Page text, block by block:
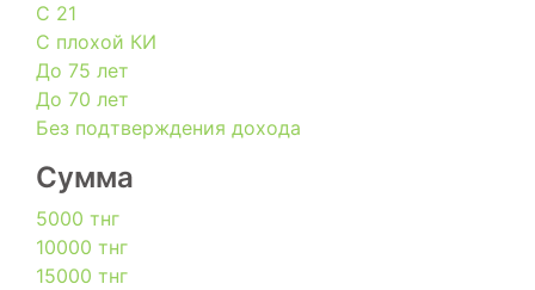
С 21
С плохой КИ
До 75 лет
До 70 лет
Без подтверждения дохода
Сумма
5000 тнг
10000 тнг
15000 тнг